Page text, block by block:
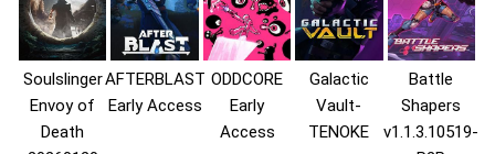
Soulslinger
Envoy of
Death
AFTERBLAST
Early Access
ODDCORE
Early
Access
Galactic
Vault-
TENOKE
Battle
Shapers
v1.1.3.10519-